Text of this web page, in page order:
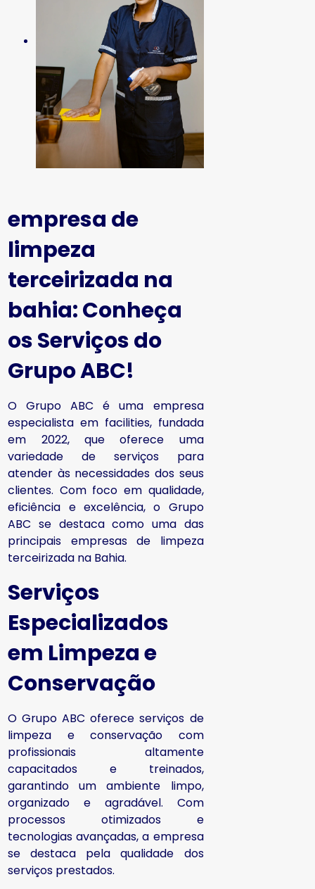
empresa de
limpeza
terceirizada na
bahia: Conheça
os Serviços do
Grupo ABC!
O Grupo ABC é uma empresa
especialista em facilities, fundada
em 2022, que oferece uma
variedade de serviços para
atender às necessidades dos seus
clientes. Com foco em qualidade,
eficiência e excelência, o Grupo
ABC se destaca como uma das
principais empresas de limpeza
terceirizada na Bahia.
Serviços
Especializados
em Limpeza e
Conservação
O Grupo ABC oferece serviços de
limpeza e conservação com
profissionais altamente
capacitados e treinados,
garantindo um ambiente limpo,
organizado e agradável. Com
processos otimizados e
tecnologias avançadas, a empresa
se destaca pela qualidade dos
serviços prestados.